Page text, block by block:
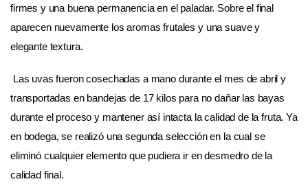
firmes y una buena permanencia en el paladar. Sobre el final
aparecen nuevamente los aromas frutales y una suave y
elegante textura.
Las uvas fueron cosechadas a mano durante el mes de abril y
transportadas en bandejas de 17 kilos para no dañar las bayas
durante el proceso y mantener así intacta la calidad de la fruta. Ya
en bodega, se realizó una segunda selección en la cual se
eliminó cualquier elemento que pudiera ir en desmedro de la
calidad final.